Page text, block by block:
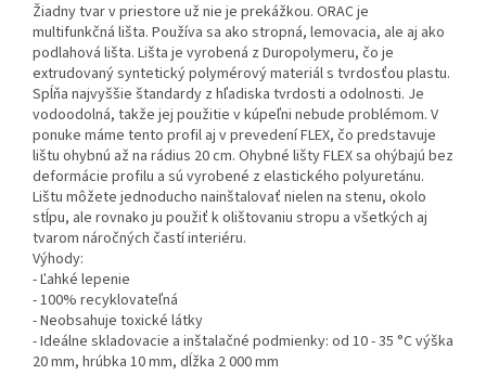
Žiadny tvar v priestore už nie je prekážkou. ORAC je
multifunkčná lišta. Používa sa ako stropná, lemovacia, ale aj ako
podlahová lišta. Lišta je vyrobená z Duropolymeru, čo je
extrudovaný syntetický polymérový materiál s tvrdosťou plastu.
Spĺňa najvyššie štandardy z hľadiska tvrdosti a odolnosti. Je
vodoodolná, takže jej použitie v kúpeľni nebude problémom. V
ponuke máme tento profil aj v prevedení FLEX, čo predstavuje
lištu ohybnú až na rádius 20 cm. Ohybné lišty FLEX sa ohýbajú bez
deformácie profilu a sú vyrobené z elastického polyuretánu.
Lištu môžete jednoducho nainštalovať nielen na stenu, okolo
stĺpu, ale rovnako ju použiť k olištovaniu stropu a všetkých aj
tvarom náročných častí interiéru.
Výhody:
- Ľahké lepenie
- 100% recyklovateľná
- Neobsahuje toxické látky
- Ideálne skladovacie a inštalačné podmienky: od 10 - 35 °C výška
20 mm, hrúbka 10 mm, dĺžka 2 000 mm